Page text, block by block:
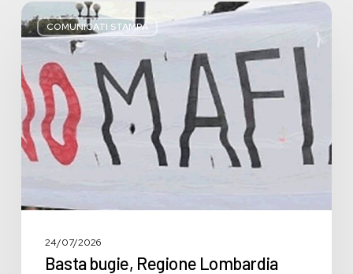
COMUNICATI STAMPA
Basta
bugie,
Regione
Lombardia
pratica
l’antimafia
solo
a
parole
24/07/2026
Basta bugie, Regione Lombardia